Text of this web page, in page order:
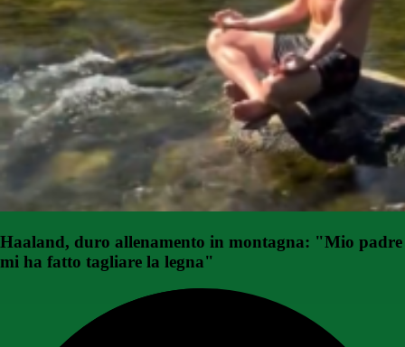
Haaland, duro allenamento in montagna: "Mio padre
mi ha fatto tagliare la legna"